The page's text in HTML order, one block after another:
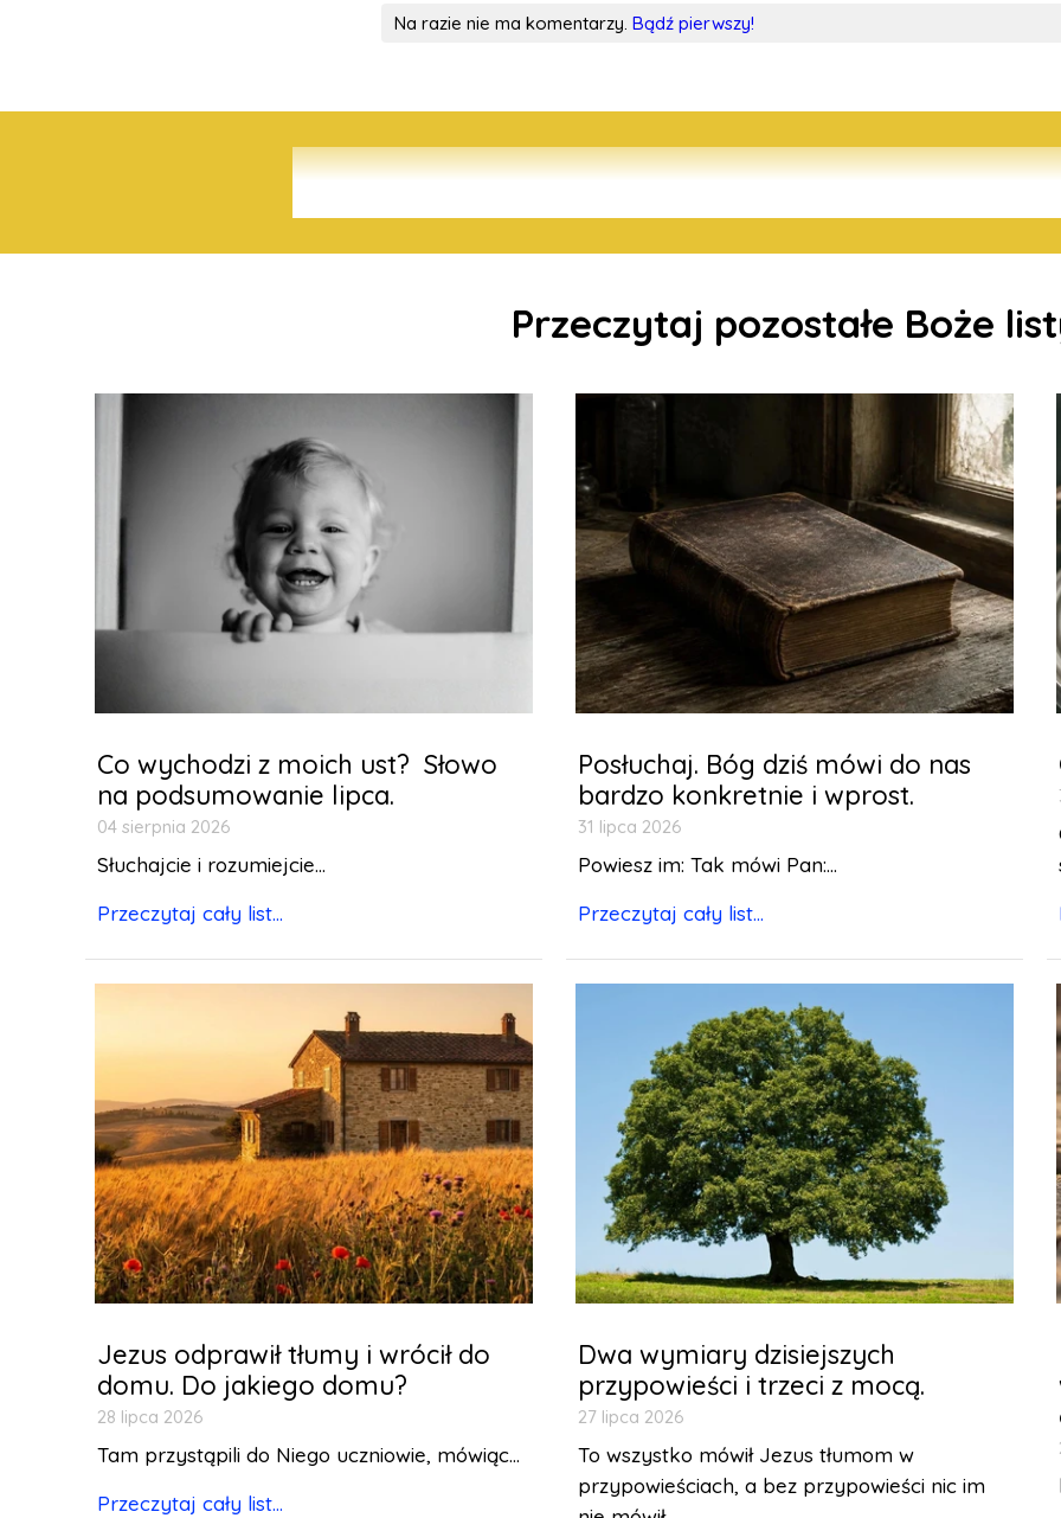
Na razie nie ma komentarzy. Bądź pierwszy!
Przeczytaj pozostałe Boże
Co wychodzi z moich ust? Słowo
na podsumowanie lipca.
04 sierpnia 2026
Słuchajcie i rozumiejcie...
Przeczytaj cały list...
Posłuchaj. Bóg dziś mówi do nas
bardzo konkretnie i wprost.
31 lipca 2026
Powiesz im: Tak mówi Pan:...
Przeczytaj cały list...
Jezus odprawił tłumy i wrócił do
domu. Do jakiego domu?
28 lipca 2026
Tam przystąpili do Niego uczniowie, mówiąc...
Przeczytaj cały list...
Dwa wymiary dzisiejszych
przypowieści i trzeci z mocą.
27 lipca 2026
To wszystko mówił Jezus tłumom w
przypowieściach, a bez przypowieści nic im